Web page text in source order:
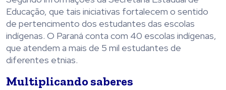
Educação, que tais iniciativas fortalecem o sentido
de pertencimento dos estudantes das escolas
indígenas. O Paraná conta com 40 escolas indígenas,
que atendem a mais de 5 mil estudantes de
diferentes etnias.
Multiplicando saberes